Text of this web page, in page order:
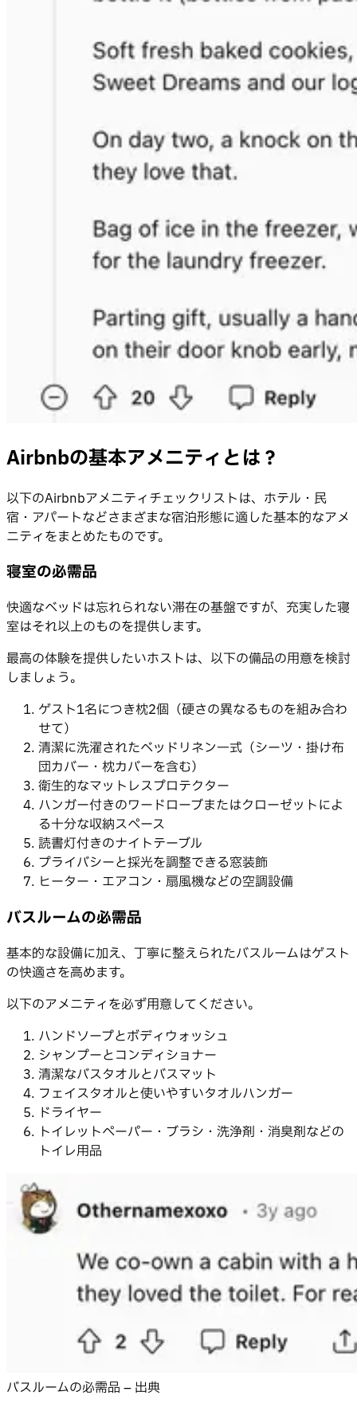
Airbnbの基本アメニティとは？
以下のAirbnbアメニティチェックリストは、ホテル・民
宿・アパートなどさまざまな宿泊形態に適した基本的なアメ
ニティをまとめたものです。
寝室の必需品
快適なベッドは忘れられない滞在の基盤ですが、充実した寝
室はそれ以上のものを提供します。
最高の体験を提供したいホストは、以下の備品の用意を検討
しましょう。
ゲスト1名につき枕2個（硬さの異なるものを組み合わ
せて）
清潔に洗濯されたベッドリネン一式（シーツ・掛け布
団カバー・枕カバーを含む）
衛生的なマットレスプロテクター
ハンガー付きのワードローブまたはクローゼットによ
る十分な収納スペース
読書灯付きのナイトテーブル
プライバシーと採光を調整できる窓装飾
ヒーター・エアコン・扇風機などの空調設備
バスルームの必需品
基本的な設備に加え、丁寧に整えられたバスルームはゲスト
の快適さを高めます。
以下のアメニティを必ず用意してください。
ハンドソープとボディウォッシュ
シャンプーとコンディショナー
清潔なバスタオルとバスマット
フェイスタオルと使いやすいタオルハンガー
ドライヤー
トイレットペーパー・ブラシ・洗浄剤・消臭剤などの
トイレ用品
バスルームの必需品 – 出典